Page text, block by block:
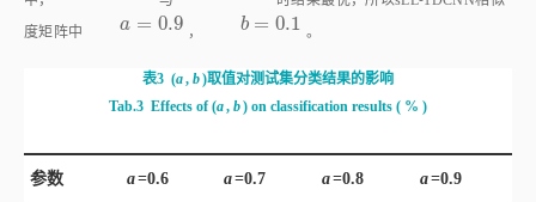
度矩阵中
0.9
0.9 b 0.1
b 0.1
表3
)取值对测试集分类结果的影响
参数 =0.6 =0.7 =0.8 =0.9